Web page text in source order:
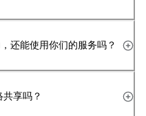
还能使用你们的服务吗？
享吗？